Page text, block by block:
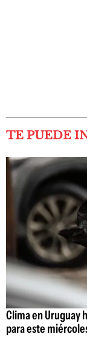
TE PUEDE
Clima en Uruguay
para este